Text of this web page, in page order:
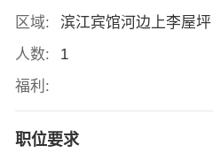
区域:
滨江宾馆河边上李屋
人数:
1
福利:
职位要求